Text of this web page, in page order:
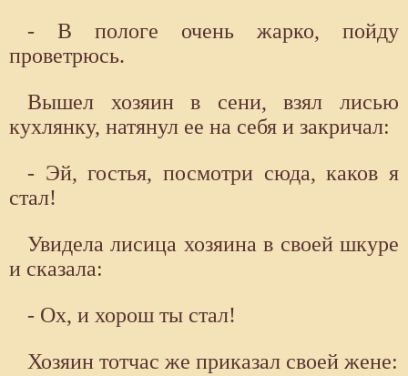
- В пологе очень жарко, пойду
проветрюсь.
Вышел хозяин в сени, взял лисью
кухлянку, натянул ее на себя и закричал:
- Эй, гостья, посмотри сюда, каков я
стал!
Увидела лисица хозяина в своей шкуре
и сказала:
- Ох, и хорош ты стал!
Хозяин тотчас же приказал своей жене: